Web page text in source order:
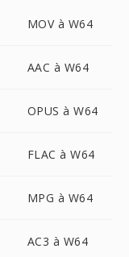
MOV à W64
AAC à W64
OPUS à W64
FLAC à W64
MPG à W64
AC3 à W64